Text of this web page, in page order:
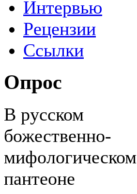
Интервью
Рецензии
Ссылки
Опрос
В русском
божественно-
мифологическом
пантеоне